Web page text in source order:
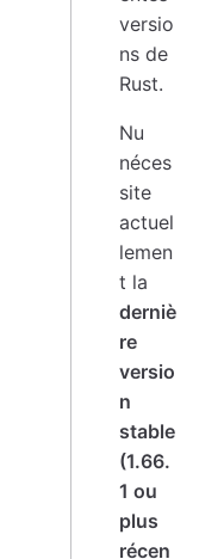
versio
ns de
Rust.
Nu
néces
site
actuel
lemen
t la
derniè
re
versio
n
stable
(1.66.
1 ou
plus
récen